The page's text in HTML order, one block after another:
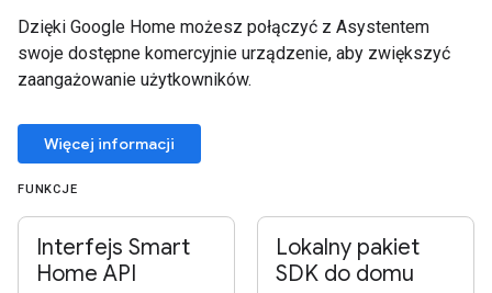
Dzięki Google Home możesz połączyć z Asystentem
swoje dostępne komercyjnie urządzenie, aby zwiększyć
zaangażowanie użytkowników.
Więcej informacji
FUNKCJE
Interfejs Smart
Home API
Lokalny pakiet
SDK do domu